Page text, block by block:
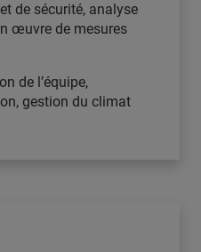
de sécurité, analyse
œuvre de mesures
de l’équipe,
gestion du climat